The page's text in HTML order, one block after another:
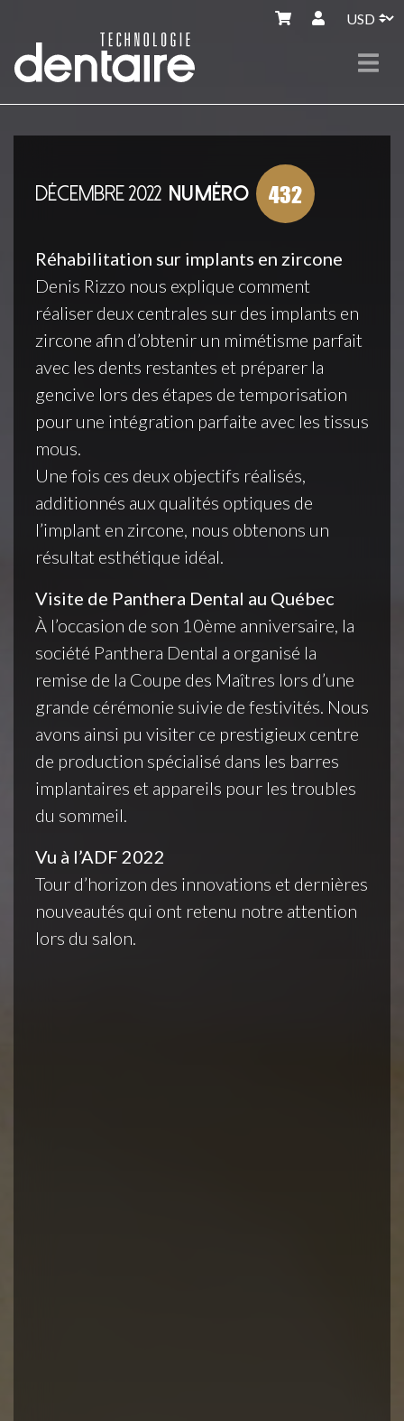
DÉCEMBRE 2022 NUMÉRO 432
Réhabilitation sur implants en zircone
Denis Rizzo nous explique comment
réaliser deux centrales sur des implants en
zircone afin d’obtenir un mimétisme parfait
avec les dents restantes et préparer la
gencive lors des étapes de temporisation
pour une intégration parfaite avec les tissus
mous.
Une fois ces deux objectifs réalisés,
additionnés aux qualités optiques de
l’implant en zircone, nous obtenons un
résultat esthétique idéal.
Visite de Panthera Dental au Québec
À l’occasion de son 10ème anniversaire, la
société Panthera Dental a organisé la
remise de la Coupe des Maîtres lors d’une
grande cérémonie suivie de festivités. Nous
avons ainsi pu visiter ce prestigieux centre
de production spécialisé dans les barres
implantaires et appareils pour les troubles
du sommeil.
Vu à l’ADF 2022
Tour d’horizon des innovations et dernières
nouveautés qui ont retenu notre attention
lors du salon.